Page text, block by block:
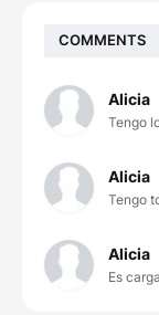
COMMENTS
Alicia
Tengo
Alicia
Tengo
Alicia
Es